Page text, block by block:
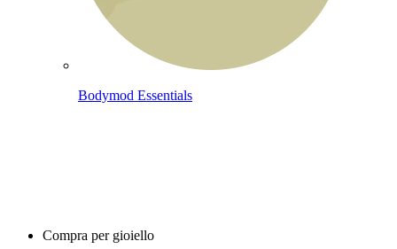
Bodymod Essentials
Compra per gioiello